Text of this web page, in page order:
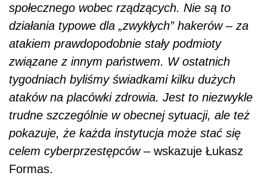
społecznego wobec rządzących. Nie są to
działania typowe dla „zwykłych” hakerów – za
atakiem prawdopodobnie stały podmioty
związane z innym państwem. W ostatnich
tygodniach byliśmy świadkami kilku dużych
ataków na placówki zdrowia. Jest to niezwykle
trudne szczególnie w obecnej sytuacji, ale też
pokazuje, że każda instytucja może stać się
celem cyberprzestępców– wskazuje Łukasz
Formas.